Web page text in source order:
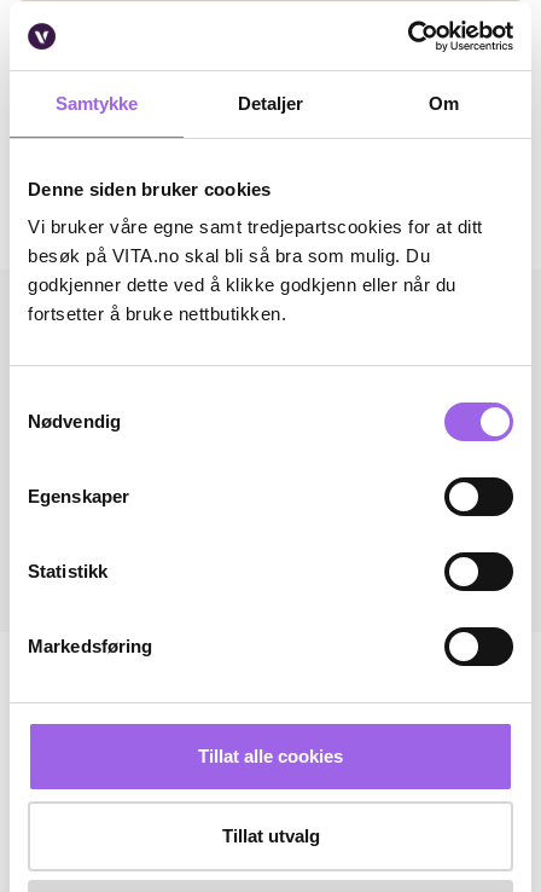
Samtykke Detaljer Om
Denne siden bruker cookies
Vi bruker våre egne samt tredjepartscookies for at ditt
besøk på VITA.no skal bli så bra som mulig. Du
godkjenner dette ved å klikke godkjenn eller når du
fortsetter å bruke nettbutikken.
Nødvendig
Egenskaper
Statistikk
Markedsføring
Tillat alle cookies
Tillat utvalg
Beskrivelse
Omtaler
Andre har også kjøpt..